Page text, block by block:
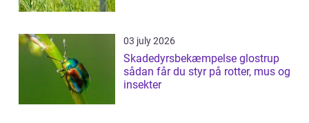
03 july 2026
Skadedyrsbekæmpelse glostrup
sådan får du styr på rotter, mus og
insekter